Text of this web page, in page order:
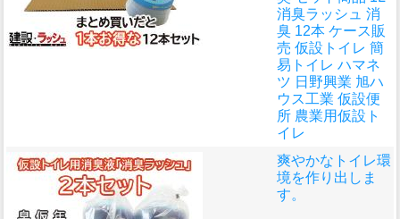
消臭ラッシュ 消
臭 12本 ケース販
売 仮設トイレ 簡
易トイレ ハマネ
ツ 日野興業 旭ハ
ウス工業 仮設便
所 農業用仮設ト
イレ
爽やかなトイレ環
境を作り出しま
す。